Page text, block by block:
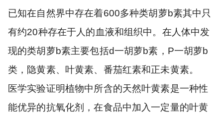
已知在自然界中存在着600多种类胡萝b素其中只
有约20种存在于人的血液和组织中。在人体中发
现的类胡萝b素主要包括d一胡萝b素，P一胡萝b
类，隐黄素、叶黄素、番茄红素和正未黄素。
医学实验证明植物中所含的天然叶黄素是一种性
能优异的抗氧化剂，在食品中加入一定量的叶黄